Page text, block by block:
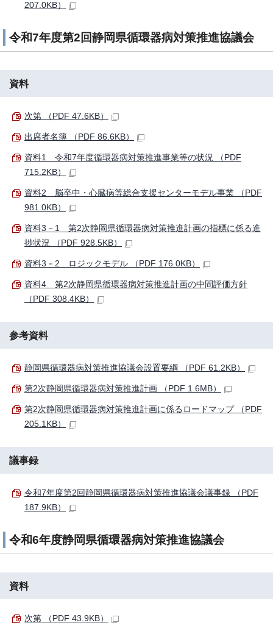
207.0KB）
令和7年度第2回静岡県循環器病対策推進協議会
資料
次第 （PDF 47.6KB）
出席者名簿 （PDF 86.6KB）
資料1 令和7年度循環器病対策推進事業等の状況 （PDF
715.2KB）
資料2 脳卒中・心臓病等総合支援センターモデル事業 （PDF
981.0KB）
資料3－1 第2次静岡県循環器病対策推進計画の指標に係る進
捗状況 （PDF 928.5KB）
資料3－2 ロジックモデル （PDF 176.0KB）
資料4 第2次静岡県循環器病対策推進計画の中間評価方針
（PDF 308.4KB）
参考資料
静岡県循環器病対策推進協議会設置要綱 （PDF 61.2KB）
第2次静岡県循環器病対策推進計画 （PDF 1.6MB）
第2次静岡県循環器病対策推進計画に係るロードマップ （PDF
205.1KB）
議事録
令和7年度第2回静岡県循環器病対策推進協議会議事録 （PDF
187.9KB）
令和6年度静岡県循環器病対策推進協議会
資料
次第 （PDF 43.9KB）